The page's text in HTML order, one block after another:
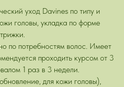
уход Davines по типу и
головы, укладка по форме
по потребностям волос. Имеет
проходить курсом от 3
1 раз в 3 недели.
для кожи головы),